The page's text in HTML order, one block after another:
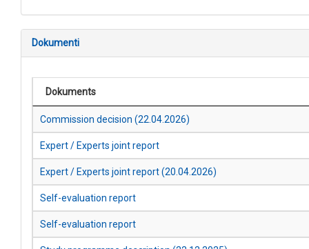
Dokumenti
Dokuments
Commission decision (22.04.2026)
Expert / Experts joint report
Expert / Experts joint report (20.04.2026)
Self-evaluation report
Self-evaluation report